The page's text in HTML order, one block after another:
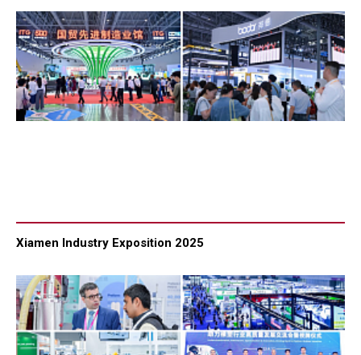
Xiamen Industry Exposition 2025